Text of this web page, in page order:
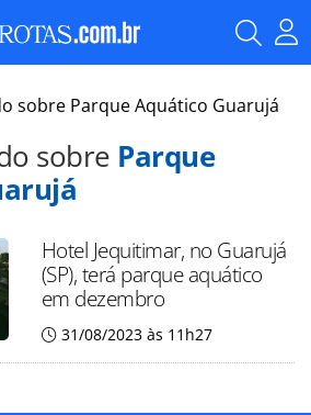
sobre Parque Aquático Guarujá
sobre Parque
Hotel Jequitimar, no Guarujá
(SP), terá parque aquático
em dezembro
31/08/2023 às 11h27